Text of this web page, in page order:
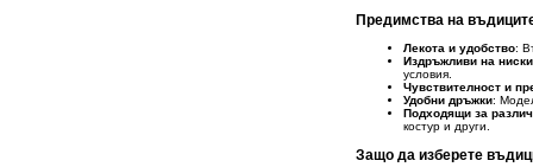
Предимства на
Лекота и удобство:
Издръжливи на
условия.
Чувствителност и
Удобни дръжки:
Подходящи за
костур и други.
Защо да изберете